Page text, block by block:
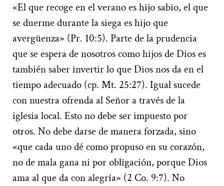
«El que recoge en el verano es hijo sabio, el que
se duerme durante la siega es hijo que
avergüenza» (Pr. 10:5). Parte de la prudencia
que se espera de nosotros como hijos de Dios es
también saber invertir lo que Dios nos da en el
tiempo adecuado (cp. Mt. 25:27). Igual sucede
con nuestra ofrenda al Señor a través de la
iglesia local. Esto no debe ser impuesto por
otros. No debe darse de manera forzada, sino
«que cada uno dé como propuso en su corazón,
no de mala gana ni por obligación, porque Dios
ama al que da con alegría» (2 Co. 9:7). No